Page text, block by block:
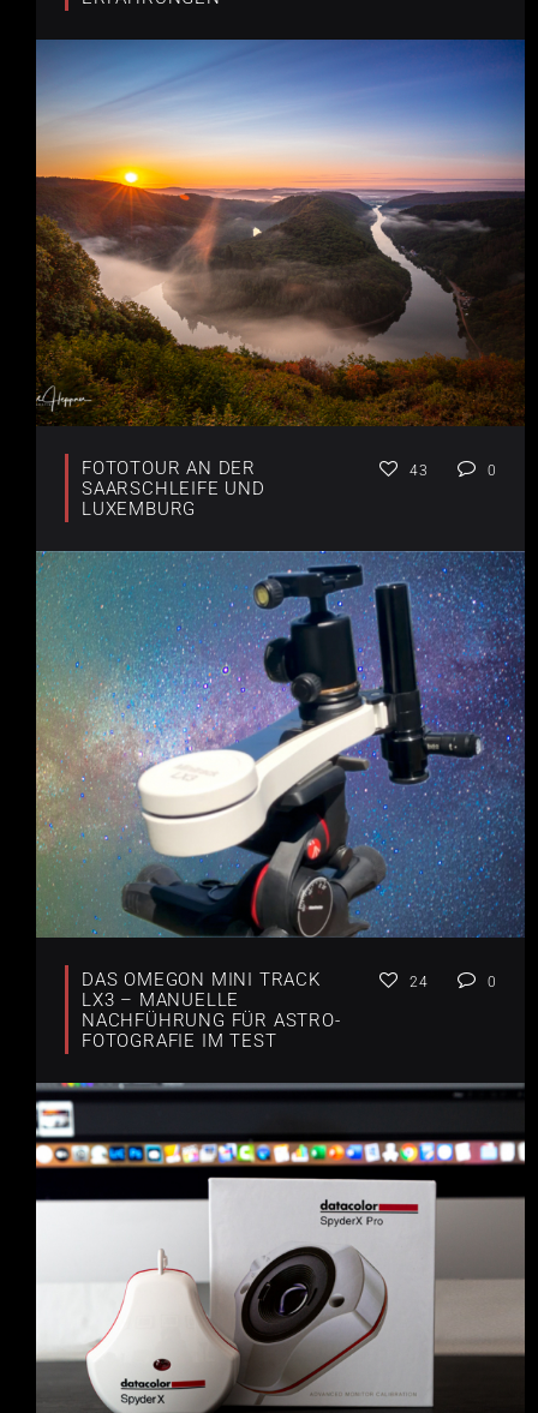
FOTOTOUR AN DER
SAARSCHLEIFE UND
LUXEMBURG
43 0
DAS OMEGON MINI TRACK
LX3 – MANUELLE
NACHFÜHRUNG FÜR ASTRO-
FOTOGRAFIE IM TEST
24 0